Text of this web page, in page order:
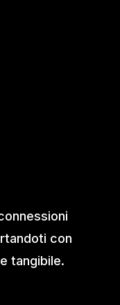
con
tangibile.